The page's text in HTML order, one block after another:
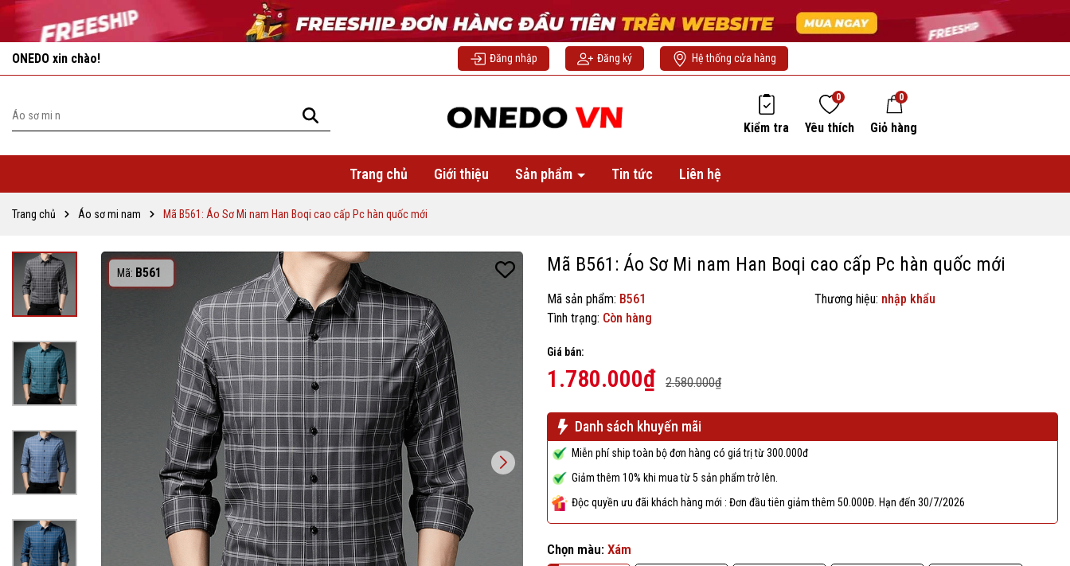
Vô vàn khuyến mãi hấp dẫn đang chờ đợi bạn! Đăng nhập Đăng ký Hệ thống cửa hàng
Kiểm tra Yêu thích
0
Giỏ hàng
0
Trang chủ Giới thiệu Sản phẩm Tin tức Liên hệ
Trang chủ Áo sơ mi nam Mã B561: Áo Sơ Mi nam Han Boqi cao cấp Pc hàn quốc mới
Mã: B561 Mã B561: Áo Sơ Mi nam Han Boqi cao cấp Pc hàn quốc mới
Mã sản phẩm: B561 Thương hiệu: nhập khẩu
Tình trạng: Còn hàng
Giá bán:
1.780.000₫ 2.580.000₫
Danh sách khuyến mãi
Miễn phí ship toàn bộ đơn hàng có giá trị từ 300.000đ
Giảm thêm 10% khi mua từ 5 sản phẩm trở lên.
Độc quyền ưu đãi khách hàng mới : Đơn đầu tiên giảm thêm 50.000Đ. Hạn đến 30/7/2026
Chọn màu: Xám